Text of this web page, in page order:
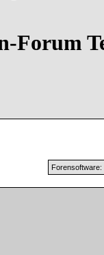
Forum
Forensoftware: